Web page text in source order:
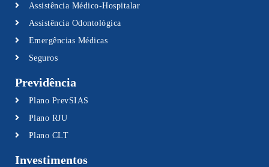
Assistência Médico-Hospitalar
Assistência Odontológica
Emergências Médicas
Seguros
Previdência
Plano PrevSIAS
Plano RJU
Plano CLT
Investimentos